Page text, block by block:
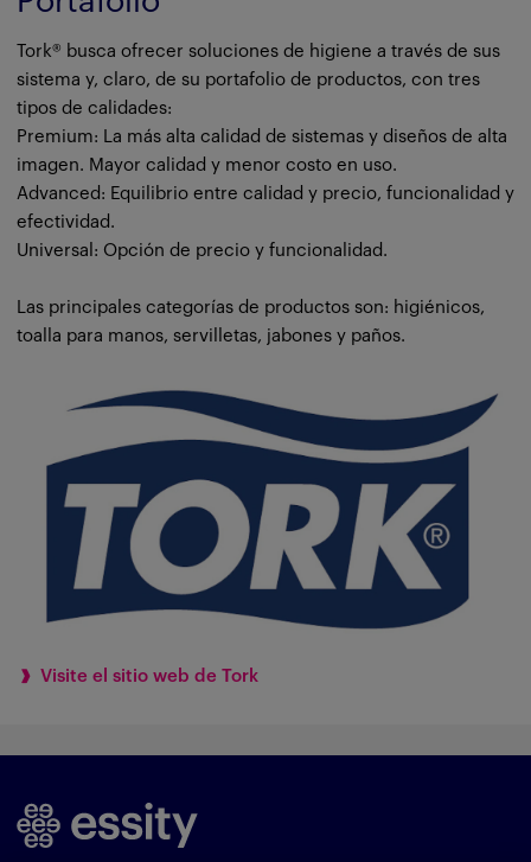
Tork® busca ofrecer soluciones de higiene a través de sus
sistema y, claro, de su portafolio de productos, con tres
tipos de calidades:
Premium: La más alta calidad de sistemas y diseños de alta
imagen. Mayor calidad y menor costo en uso.
Advanced: Equilibrio entre calidad y precio, funcionalidad y
efectividad.
Universal: Opción de precio y funcionalidad.
Las principales categorías de productos son: higiénicos,
toalla para manos, servilletas, jabones y paños.
Visite el sitio web de Tork